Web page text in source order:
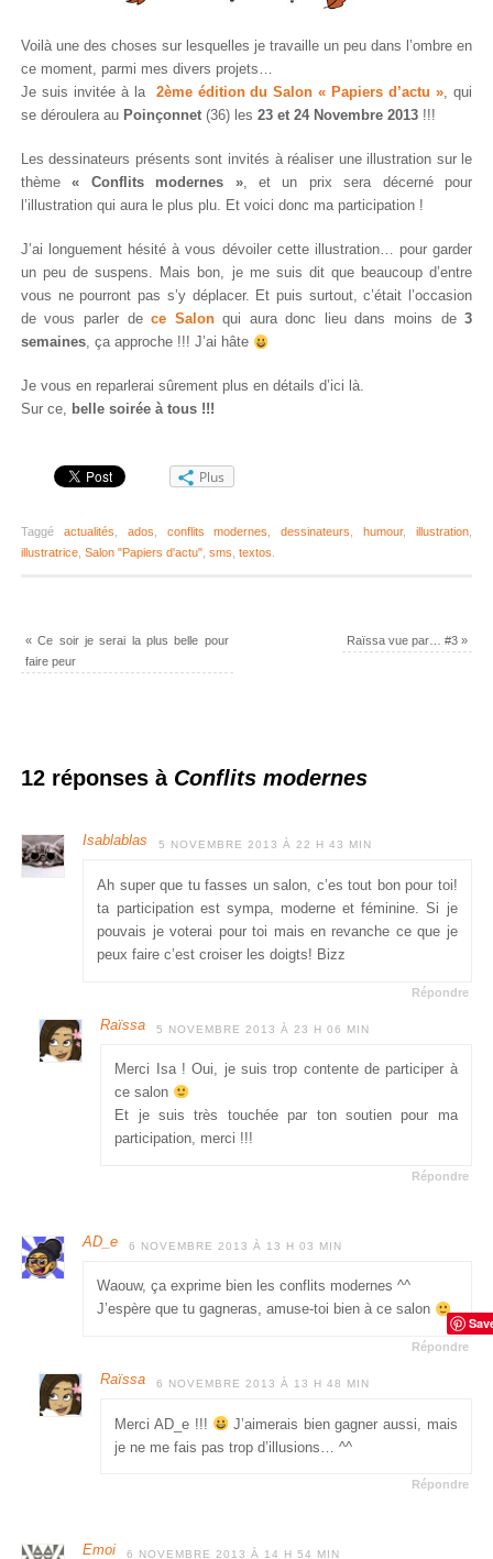
Voilà une des choses sur lesquelles je travaille un peu dans l’ombre en
ce moment, parmi mes divers projets…
Je suis invitée à la 2ème édition du Salon « Papiers d’actu », qui
se déroulera au Poinçonnet(36) les 23 et 24 Novembre 2013!!!
Les dessinateurs présents sont invités à réaliser une illustration sur le
thème« Conflits modernes », et un prix sera décerné pour
l’illustration qui aura le plus plu. Et voici donc ma participation !
J’ai longuement hésité à vous dévoiler cette illustration… pour garder
un peu de suspens. Mais bon, je me suis dit que beaucoup d’entre
vous ne pourront pas s’y déplacer. Et puis surtout, c’était l’occasion
de vous parler dece Salonqui aura donc lieu dans moins de3
semaines, ça approche !!! J’ai hâte
Je vous en reparlerai sûrement plus en détails d’ici là.
Sur ce, belle soirée à tous !!!
Plus
Taggé actualités, ados, conflits modernes,dessinateurs, humour,illustration,
illustratrice, Salon "Papiers d'actu", sms, textos.
«Ce soir je serai la plus belle pour
faire peur
Raïssa vue par… #3»
12 réponses à Conflits modernes
Isablablas 5 NOVEMBRE 2013 À 22 H 43 MIN
Ah super que tu fasses un salon, c’es tout bon pour toi!
ta participation est sympa, moderne et féminine. Si je
pouvais je voterai pour toi mais en revanche ce que je
peux faire c’est croiser les doigts! Bizz
Répondre
Raïssa 5 NOVEMBRE 2013 À 23 H 06 MIN
Merci Isa ! Oui, je suis trop contente de participer à
ce salon
Et je suis très touchée par ton soutien pour ma
participation, merci !!!
Répondre
AD_e 6 NOVEMBRE 2013 À 13 H 03 MIN
Waouw, ça exprime bien les conflits modernes ^^
J’espère que tu gagneras, amuse-toi bien à ce salon
Répondre
Raïssa 6 NOVEMBRE 2013 À 13 H 48 MIN
Merci AD_e !!!
J’aimerais bien gagner aussi, mais
je ne me fais pas trop d’illusions… ^^
Répondre
Emoi 6 NOVEMBRE 2013 À 14 H 54 MIN